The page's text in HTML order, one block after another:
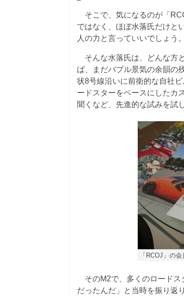
そこで、気になるのが「
ではなく、ほぼ水落氏だけと
人の力と言っていいでしょう。
そんな水落氏は、どんな方
ば、まだバブル景気の余韻の
状8号線沿いに前衛的な自社
ードスターをベースにしたカ
聞くなど、先進的な試みを試
「RCOJ」の
そのM2で、多くのロードス
だったんだ」と当時を振り返